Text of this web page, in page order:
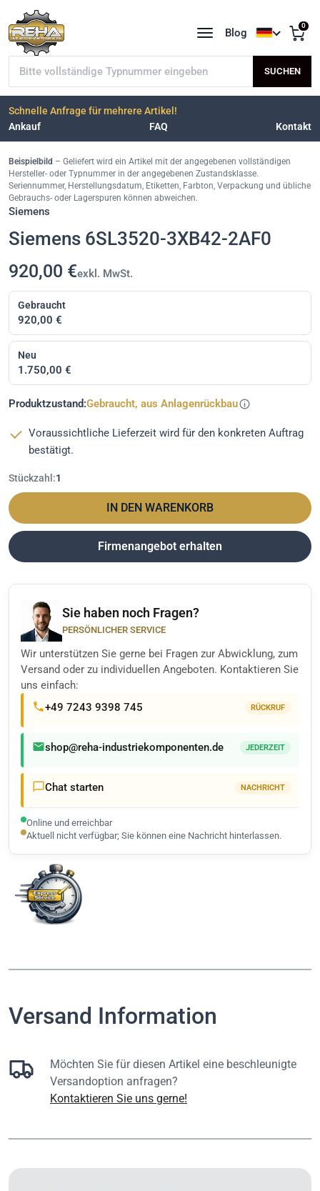
Typnummer suchen SUCHEN
Blog
Sprache
0
Schnelle Anfrage für mehrere Artikel!
Ankauf
FAQ Kontakt
Beispielbild – Geliefert wird ein Artikel mit der angegebenen vollständigen
Hersteller- oder Typnummer in der angegebenen Zustandsklasse.
Seriennummer, Herstellungsdatum, Etiketten, Farbton, Verpackung und übliche
Gebrauchs- oder Lagerspuren können abweichen.
Siemens
Siemens 6SL3520-3XB42-2AF0
920,00 €exkl. MwSt.
Gebraucht
920,00 €
Neu
1.750,00 €
Produktzustand:Gebraucht, aus Anlagenrückbau
Voraussichtliche Lieferzeit wird für den konkreten Auftrag
bestätigt.
Stückzahl:1
IN DEN WARENKORB
Firmenangebot erhalten
Sie haben noch Fragen?
PERSÖNLICHER SERVICE
Wir unterstützen Sie gerne bei Fragen zur Abwicklung, zum
Versand oder zu individuellen Angeboten. Kontaktieren Sie
uns einfach:
+49 7243 9398 745
RÜCKRUF
shop@reha-industriekomponenten.de JEDERZEIT
Chat starten NACHRICHT
Online und erreichbar
Aktuell nicht verfügbar; Sie können eine Nachricht hinterlassen.
Versand Information
Möchten Sie für diesen Artikel eine beschleunigte
Versandoption anfragen?
Kontaktieren Sie uns gerne!